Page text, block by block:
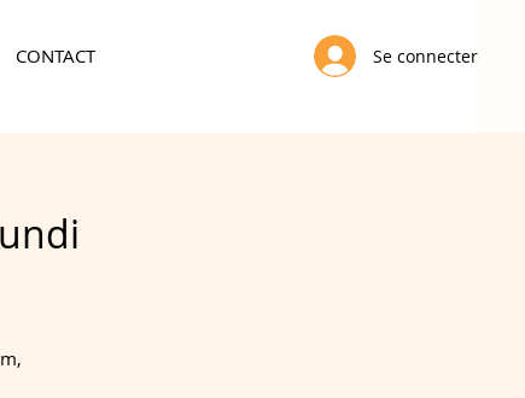
CONTACT Se connecter